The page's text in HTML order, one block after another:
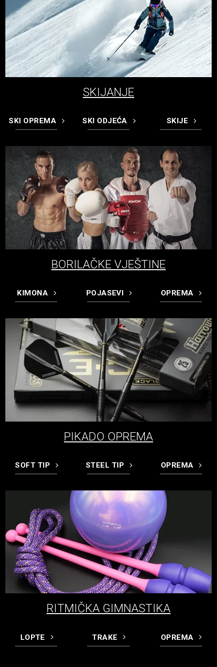
SKIJANJE
SKI OPREMA SKI ODJEĆA SKIJE
BORILAČKE VJEŠTINE
KIMONA POJASEVI OPREMA
PIKADO OPREMA
SOFT TIP STEEL TIP OPREMA
RITMIČKA GIMNASTIKA
LOPTE TRAKE OPREMA